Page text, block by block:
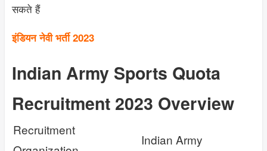
सकते हैं
इंडियन नेवी भर्ती 2023
Indian Army Sports Quota
Recruitment 2023 Overview
Recruitment
Indian Army